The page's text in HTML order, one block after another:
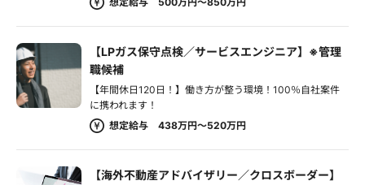
【LPガス保守点検／サービスエンジニア】※管理
職候補
【年間休日120日！】働き方が整う環境！100％自社案件
に携われます！
想定給与 438万円～520万円
【海外不動産アドバイザリー／クロスボーダー】